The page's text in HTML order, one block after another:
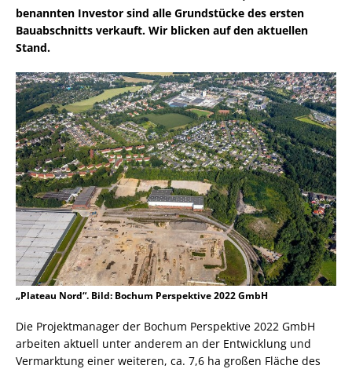
benannten Investor sind alle Grundstücke des ersten
Bauabschnitts verkauft. Wir blicken auf den aktuellen
Stand.
„Plateau Nord“. Bild: Bochum Perspektive 2022 GmbH
Die Projektmanager der Bochum Perspektive 2022 GmbH
arbeiten aktuell unter anderem an der Entwicklung und
Vermarktung einer weiteren, ca. 7,6 ha großen Fläche des